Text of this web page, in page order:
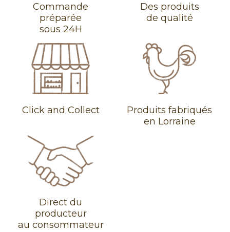
Commande
préparée
sous 24H
Des produits
de qualité
Click and Collect
Produits fabriqués
en Lorraine
Direct du
producteur
au consommateur